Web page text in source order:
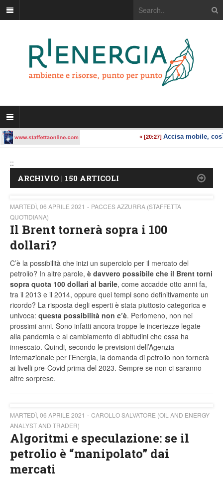
::
ARCHIVIO | 150 ARTICOLI
MARTEDÌ, 06 APRILE 2021
PACCES AZZURRA (STAFFETTA
QUOTIDIANA)
Il Brent tornerà sopra i 100
dollari?
C’è la possibilità che inizi un superciclo per il mercato del
petrolio? In altre parole, è davvero possibile che il Brent torni
sopra quota 100 dollari al barile, come accadde otto anni fa,
tra il 2013 e il 2014, oppure quei tempi sono definitivamente un
ricordo? La risposta degli esperti è stata piuttosto categorica e
univoca: questa possibilità non c’è. Perlomeno, non nei
prossimi anni. Sono infatti ancora troppe le incertezze legate
alla pandemia e al cambiamento di abitudini che essa ha
innescato. Quindi, secondo le previsioni dell’Agenzia
internazionale per l’Energia, la domanda di petrolio non tornerà
ai livelli pre-Covid prima del 2023. Sempre se non ci saranno
altre sorprese.
MARTEDÌ, 06 APRILE 2021
CAROLLO SALVATORE (OIL AND ENERGY
ANALYST AND TRADER)
Algoritmi e speculazione: se il
petrolio è “manipolato” dai
mercati